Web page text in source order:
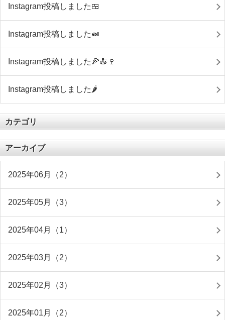
Instagram投稿しました🍱
Instagram投稿しました🍛
Instagram投稿しました🍕🍝🍷
Instagram投稿しました🌶
カテゴリ
アーカイブ
2025年06月（2）
2025年05月（3）
2025年04月（1）
2025年03月（2）
2025年02月（3）
2025年01月（2）